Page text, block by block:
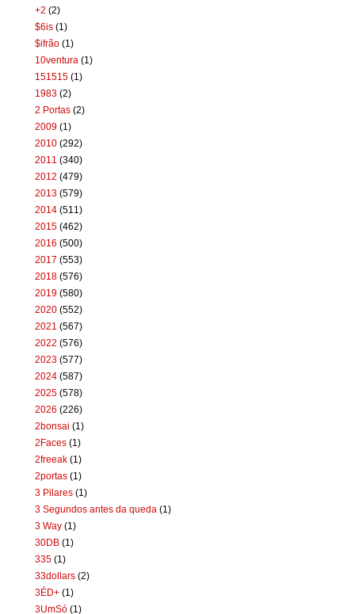
+2 (2)
$6is (1)
$ifrão (1)
10ventura (1)
151515 (1)
1983 (2)
2 Portas (2)
2009 (1)
2010 (292)
2011 (340)
2012 (479)
2013 (579)
2014 (511)
2015 (462)
2016 (500)
2017 (553)
2018 (576)
2019 (580)
2020 (552)
2021 (567)
2022 (576)
2023 (577)
2024 (587)
2025 (578)
2026 (226)
2bonsai (1)
2Faces (1)
2freeak (1)
2portas (1)
3 Pilares (1)
3 Segundos antes da queda (1)
3 Way (1)
30DB (1)
335 (1)
33dollars (2)
3ÉD+ (1)
3UmSó (1)